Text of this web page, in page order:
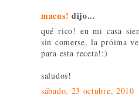
macus! dijo...
qué rico! en mi casa
sin comerse, la próima
para esta receta!:)
saludos!
sábado, 23 octubre, 2010